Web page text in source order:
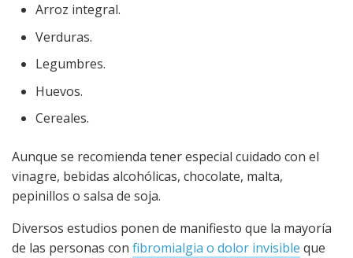
Arroz integral.
Verduras.
Legumbres.
Huevos.
Cereales.
Aunque se recomienda tener especial cuidado con el
vinagre, bebidas alcohólicas, chocolate, malta,
pepinillos o salsa de soja.
Diversos estudios ponen de manifiesto que la mayoría
de las personas con fibromialgia o dolor invisible que